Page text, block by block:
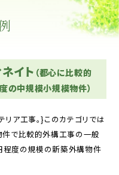
イト （都心に比較的
中規模小規模物件）
ア工事。}このカテゴリでは
で比較的外構工事の一般
度の規模の新築外構物件